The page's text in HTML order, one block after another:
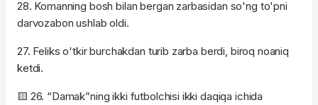
28. Komanning bosh bilan bergan zarbasidan so'ng to'pni
darvozabon ushlab oldi.
27. Feliks o'tkir burchakdan turib zarba berdi, biroq noaniq
ketdi.
🟨 26. “Damak”ning ikki futbolchisi ikki daqiqa ichida